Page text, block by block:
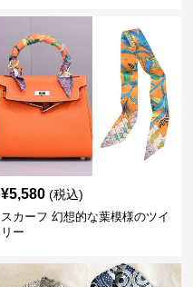
¥5,580 (税込)
スカーフ 幻想的な葉模様のツイ
リー